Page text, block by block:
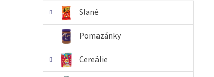
Slané
Pomazánky
Cereálie